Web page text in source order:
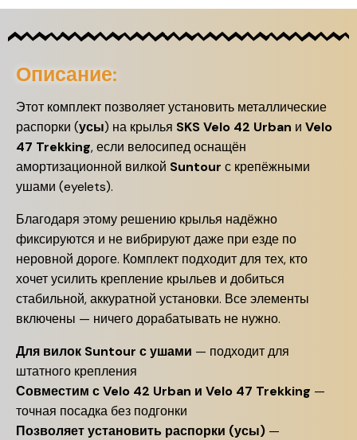
Описание:
Этот комплект позволяет установить металлические
распорки (усы) на крылья SKS Velo 42 Urban и Velo
47 Trekking, если велосипед оснащён
амортизационной вилкой Suntour с крепёжными
ушами (eyelets).
Благодаря этому решению крылья надёжно
фиксируются и не вибрируют даже при езде по
неровной дороге. Комплект подходит для тех, кто
хочет усилить крепление крыльев и добиться
стабильной, аккуратной установки. Все элементы
включены — ничего дорабатывать не нужно.
Для вилок Suntour с ушами — подходит для
штатного крепления
Совместим с Velo 42 Urban и Velo 47 Trekking —
точная посадка без подгонки
Позволяет установить распорки (усы) —